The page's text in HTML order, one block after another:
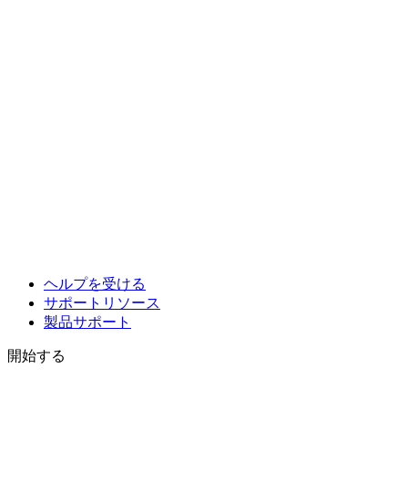
ヘルプを受ける
サポートリソース
製品サポート
開始する